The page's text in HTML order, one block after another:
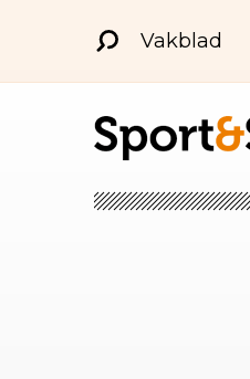
Vakblad